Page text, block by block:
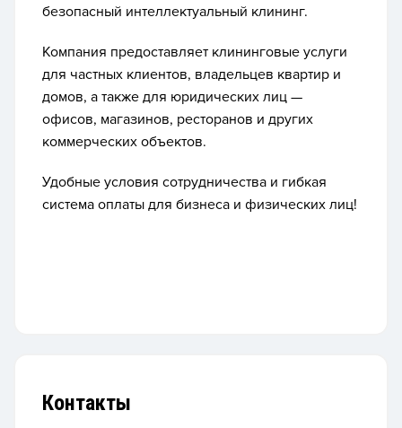
безопасный интеллектуальный клининг.
Компания предоставляет клининговые услуги
для частных клиентов, владельцев квартир и
домов, а также для юридических лиц —
офисов, магазинов, ресторанов и других
коммерческих объектов.
Удобные условия сотрудничества и гибкая
система оплаты для бизнеса и физических лиц!
Контакты